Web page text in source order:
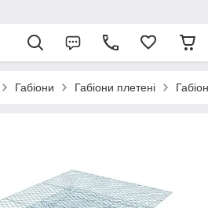
Габіони Габіони плетені